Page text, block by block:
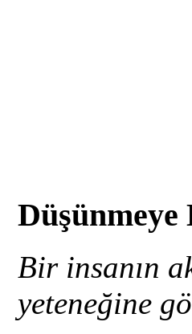
Düşünmeye
Bir insanın
yeteneğine